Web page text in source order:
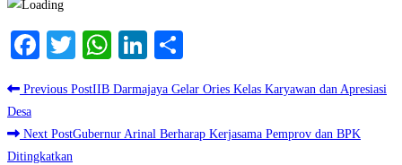
Facebook
TwitterWhatsApp
LinkedIn
Read
more
articles
Previous PostIIB Darmajaya Gelar Ories Kelas Karyawan dan Apresiasi
Desa
Next PostGubernur Arinal Berharap Kerjasama Pemprov dan BPK
Ditingkatkan